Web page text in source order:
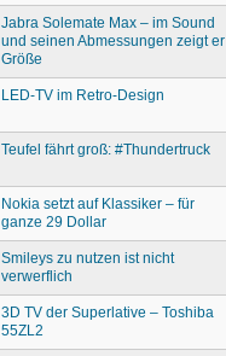
Jabra Solemate Max – im Sound
und seinen Abmessungen zeigt er
Größe
LED-TV im Retro-Design
Teufel fährt groß: #Thundertruck
Nokia setzt auf Klassiker – für
ganze 29 Dollar
Smileys zu nutzen ist nicht
verwerflich
3D TV der Superlative – Toshiba
55ZL2